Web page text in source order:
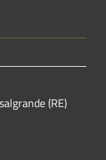
(RE)